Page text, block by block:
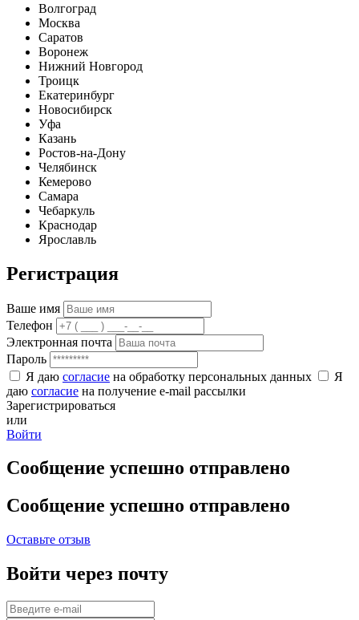
Волгоград
Москва
Саратов
Воронеж
Нижний Новгород
Троицк
Екатеринбург
Новосибирск
Уфа
Казань
Ростов-на-Дону
Челябинск
Кемерово
Самара
Чебаркуль
Краснодар
Ярославль
Регистрация
Ваше имя
Телефон
Электронная почта
Пароль
Я даю согласие на обработку персональных данных
Я
даю согласие на получение e-mail рассылки
Зарегистрироваться
или
Войти
Сообщение успешно отправлено
Сообщение успешно отправлено
Оставьте отзыв
Войти через почту